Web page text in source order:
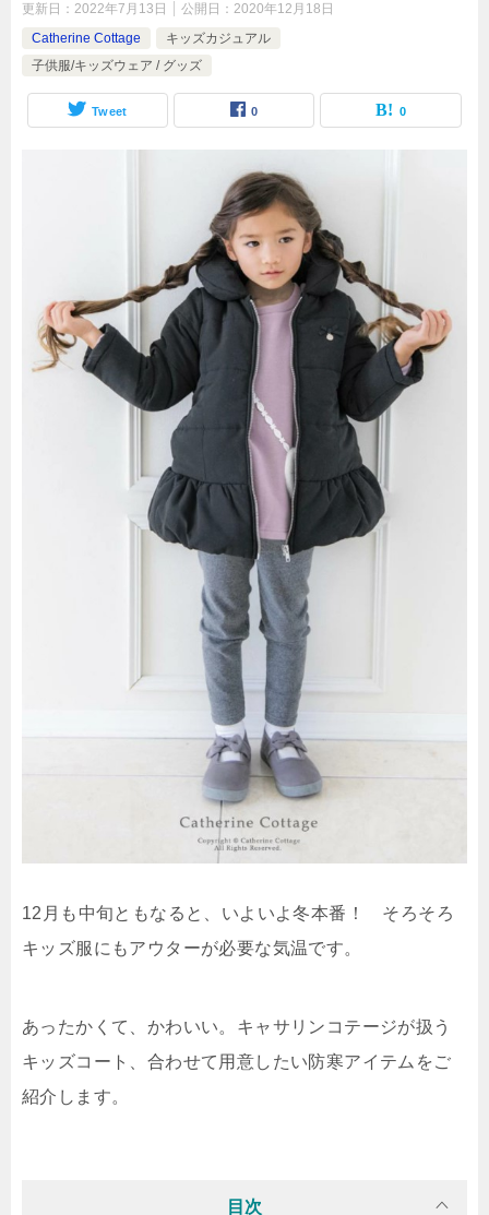
更新日： 2022年7月13日 公開日： 2020年12月18日
Catherine Cottage
キッズカジュアル
子供服/キッズウェア / グッズ
Tweet 0 0
12月も中旬ともなると、いよいよ冬本番！ そろそろ
キッズ服にもアウターが必要な気温です。
あったかくて、かわいい。キャサリンコテージが扱う
キッズコート、合わせて用意したい防寒アイテムをご
紹介します。
目次